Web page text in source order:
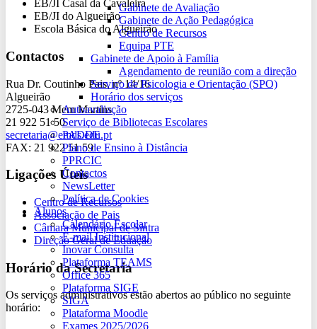
Gabinete de Avaliação
Gabinete de Ação Pedagógica
Centro de Recursos
Equipa PTE
Gabinete de Apoio à Família
Agendamento de reunião com a direção
Serviço de Psicologia e Orientação (SPO)
Horário dos serviços
Autoavaliação
Serviço de Bibliotecas Escolares
PADDE
Plano de Ensino à Distância
PPRCIC
Contactos
NewsLetter
Política de Cookies
Alunos
Calendário Escolar
E-mail Institucional
Inovar Consulta
Plataforma TEAMS
Office 365
Plataforma SIGE
SIGA
Plataforma Moodle
Exames 2025/2026
EB/JI Casal da Cavaleira
EB/JI do Algueirão
Escola Básica do Algueirão
Contactos
Rua Dr. Coutinho Pais, nº 14/16
Algueirão
2725-043 Mem Martins
21 922 51 50
secretaria@emds.edu.pt
FAX: 21 922 51 59
Ligações Úteis
Centro de Recursos
Associação de Pais
Câmara Municipal de Sintra
Direção Geral de Eduação
Horário da Secretaria
Os serviços administrativos estão abertos ao público no seguinte
horário: